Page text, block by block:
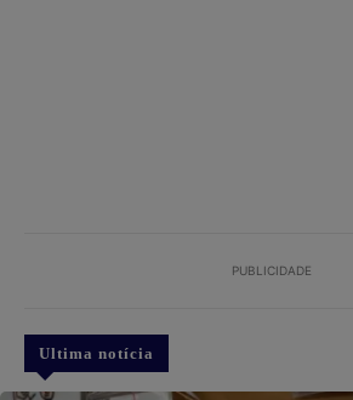
PUBLICIDADE
Ultima notícia